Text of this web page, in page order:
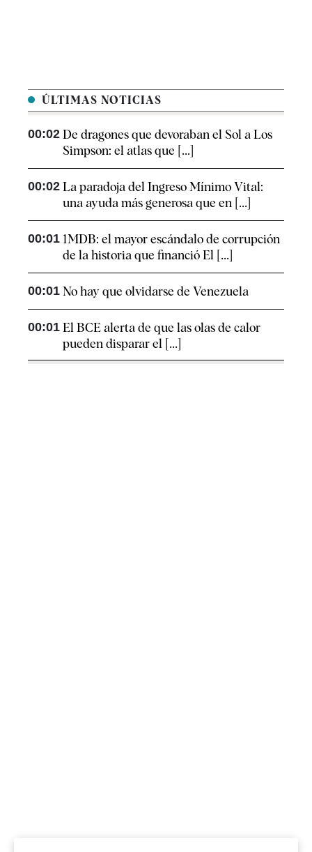
ÚLTIMAS NOTICIAS
00:02 De dragones que devoraban el Sol a Los
Simpson: el atlas que [...]
00:02 La paradoja del Ingreso Mínimo Vital:
una ayuda más generosa que en [...]
00:01 1MDB: el mayor escándalo de corrupción
de la historia que financió El [...]
00:01 No hay que olvidarse de Venezuela
00:01 El BCE alerta de que las olas de calor
pueden disparar el [...]